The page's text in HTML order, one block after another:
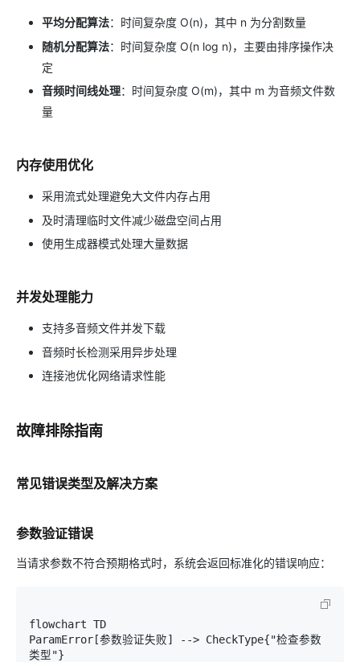
平均分配算法：时间复杂度 O(n)，其中 n 为分割数量
随机分配算法：时间复杂度 O(n log n)，主要由排序操作决
定
音频时间线处理：时间复杂度 O(m)，其中 m 为音频文件数
量
内存使用优化
采用流式处理避免大文件内存占用
及时清理临时文件减少磁盘空间占用
使用生成器模式处理大量数据
并发处理能力
支持多音频文件并发下载
音频时长检测采用异步处理
连接池优化网络请求性能
故障排除指南
常见错误类型及解决方案
参数验证错误
当请求参数不符合预期格式时，系统会返回标准化的错误响应：
flowchart TD
ParamError[参数验证失败] --> CheckType{"检查参数
类型"}